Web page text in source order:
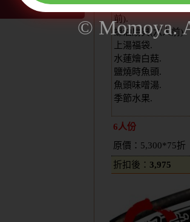
奶油朝日蟹(六人
前).
蠔油扇貝(六人前)
上湯福袋.
水蓮燴白菇.
鹽燒時魚頭.
魚頭味噌湯.
季節水果.
6人份
原價：5,300*75折
折扣後： 3,975
© Momoya.